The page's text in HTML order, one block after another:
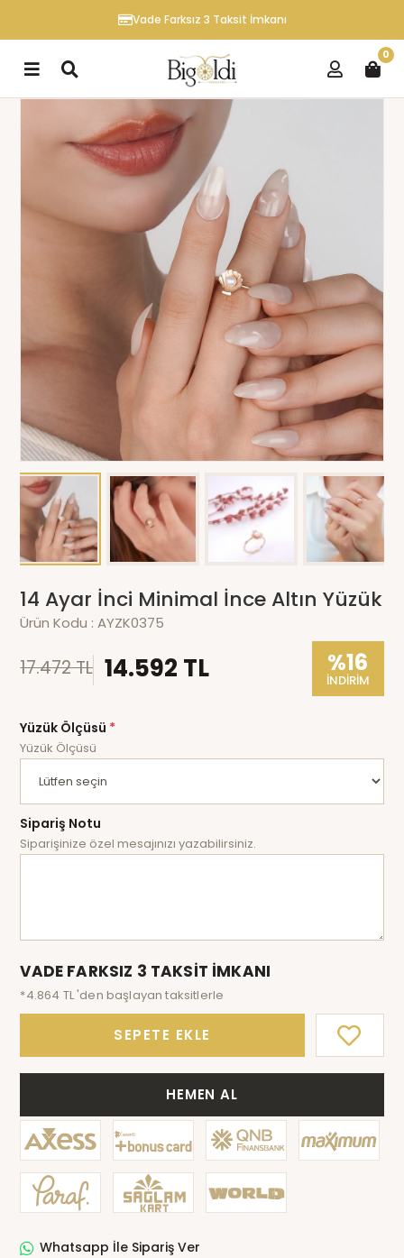
Vade Farksız 3 Taksit İmkanı
0
14 Ayar İnci Minimal İnce Altın Yüzük
Ürün Kodu :AYZK0375
17.472 TL 14.592 TL %16
İNDİRİM
Yüzük Ölçüsü *
Yüzük Ölçüsü
Sipariş Notu
Siparişinize özel mesajınızı yazabilirsiniz.
VADE FARKSIZ 3 TAKSİT İMKANI
*4.864 TL 'den başlayan taksitlerle
SEPETE EKLE
HEMEN AL
Whatsapp İle Sipariş Ver